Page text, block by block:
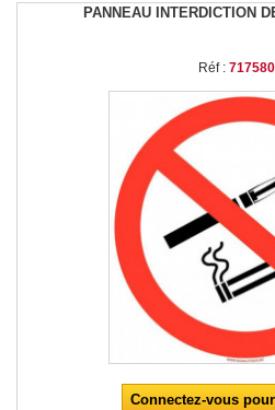
PANNEAU INTERDICTION
Réf : 717580
Connectez-vous